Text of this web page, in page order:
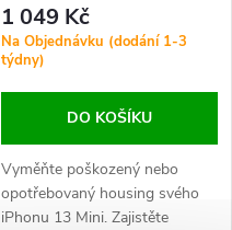
1 049 Kč
Na Objednávku (dodání 1-3
týdny)
DO KOŠÍKU
Vyměňte poškozený nebo
opotřebovaný housing svého
iPhonu 13 Mini. Zajistěte